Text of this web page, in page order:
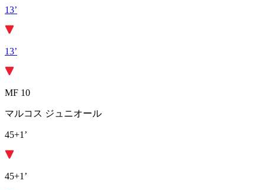
13’
13’
MF 10
マルコス ジュニオール
45+1’
45+1’